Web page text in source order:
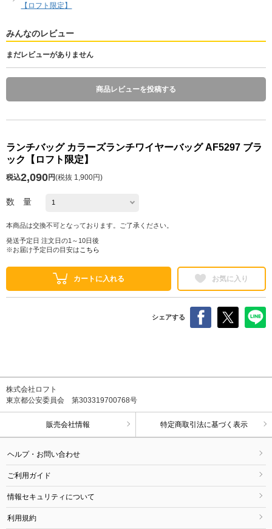
【ロフト限定】
みんなのレビュー
まだレビューがありません
商品レビューを投稿する
ランチバッグ カラーズランチワイヤーバッグ AF5297 ブラ
ック【ロフト限定】
税込2,090円(税抜 1,900円)
数 量
本商品は交換不可となっております。ご了承ください。
発送予定日 注文日の1～10日後
※お届け予定日の目安は こちら
カートに入れる お気に入り
シェアする
株式会社ロフト
東京都公安委員会 第303319700768号
販売会社情報 特定商取引法に基づく表示
ヘルプ・お問い合わせ
ご利用ガイド
情報セキュリティについて
利用規約